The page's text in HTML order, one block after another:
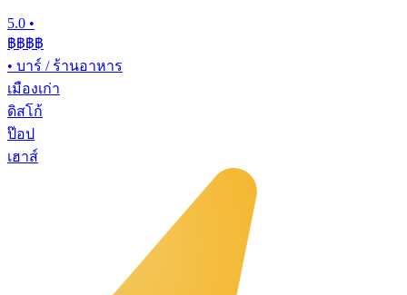
5.0 •
฿฿฿฿
• บาร์ / ร้านอาหาร
เมืองเก่า
ดิสโก้
ป๊อป
เฮาส์